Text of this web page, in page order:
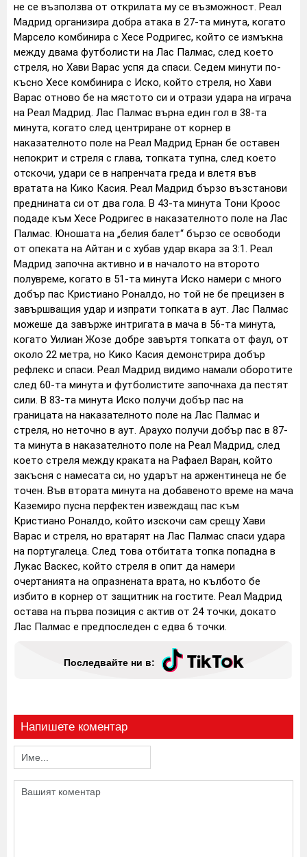
не се възползва от открилата му се възможност. Реал
Мадрид организира добра атака в 27-та минута, когато
Марсело комбинира с Хесе Родригес, който се измъкна
между двама футболисти на Лас Палмас, след което
стреля, но Хави Варас успя да спаси. Седем минути по-
късно Хесе комбинира с Иско, който стреля, но Хави
Варас отново бе на мястото си и отрази удара на играча
на Реал Мадрид. Лас Палмас върна един гол в 38-та
минута, когато след центриране от корнер в
наказателното поле на Реал Мадрид Ернан бе оставен
непокрит и стреля с глава, топката тупна, след което
отскочи, удари се в напренчата греда и влетя във
вратата на Кико Касия. Реал Мадрид бързо възстанови
преднината си от два гола. В 43-та минута Тони Кроос
подаде към Хесе Родригес в наказателното поле на Лас
Палмас. Юношата на „белия балет“ бързо се освободи
от опеката на Айтан и с хубав удар вкара за 3:1. Реал
Мадрид започна активно и в началото на второто
полувреме, когато в 51-та минута Иско намери с много
добър пас Кристиано Роналдо, но той не бе прецизен в
завършващия удар и изпрати топката в аут. Лас Палмас
можеше да завърже интригата в мача в 56-та минута,
когато Уилиан Жозе добре завъртя топката от фаул, от
около 22 метра, но Кико Касия демонстрира добър
рефлекс и спаси. Реал Мадрид видимо намали оборотите
след 60-та минута и футболистите започнаха да пестят
сили. В 83-та минута Иско получи добър пас на
границата на наказателното поле на Лас Палмас и
стреля, но неточно в аут. Араухо получи добър пас в 87-
та минута в наказателното поле на Реал Мадрид, след
което стреля между краката на Рафаел Варан, който
закъсня с намесата си, но ударът на аржентинеца не бе
точен. Във втората минута на добавеното време на мача
Каземиро пусна перфектен извеждащ пас към
Кристиано Роналдо, който изскочи сам срещу Хави
Варас и стреля, но вратарят на Лас Палмас спаси удара
на португалеца. След това отбитата топка попадна в
Лукас Васкес, който стреля в опит да намери
очертанията на опразнената врата, но кълбото бе
избито в корнер от защитник на гостите. Реал Мадрид
остава на първа позиция с актив от 24 точки, докато
Лас Палмас е предпоследен с едва 6 точки.
Последвайте ни в:
Напишете коментар